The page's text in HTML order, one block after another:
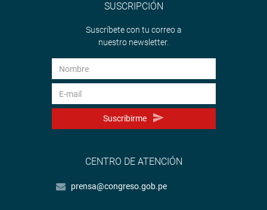
SUSCRIPCIÓN
Suscríbete con tu correo a
nuestro newsletter.
Suscribirme
CENTRO DE ATENCIÓN
prensa@congreso.gob.pe